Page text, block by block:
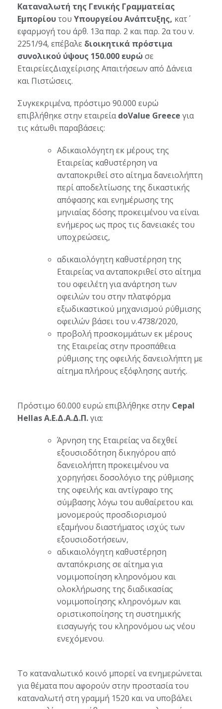
Καταναλωτή της Γενικής Γραμματείας
Εμπορίουτου Υπουργείου Ανάπτυξης, κατ΄
εφαρμογή του άρθ. 13α παρ. 2 και παρ. 2α του ν.
2251/94, επέβαλε διοικητικά πρόστιμα
συνολικού ύψους 150.000 ευρώσε
ΕταιρείεςΔιαχείρισης Απαιτήσεων από Δάνεια
και Πιστώσεις.
Συγκεκριμένα, πρόστιμο 90.000 ευρώ
επιβλήθηκε στην εταιρείαdoValue Greece για
τις κάτωθι παραβάσεις:
Αδικαιολόγητη εκ μέρους της
Εταιρείας καθυστέρηση να
ανταποκριθεί στο αίτημα δανειολήπτη
περί αποδελτίωσης της δικαστικής
απόφασης και ενημέρωσης της
μηνιαίας δόσης προκειμένου να είναι
ενήμερος ως προς τις δανειακές του
υποχρεώσεις,
αδικαιολόγητη καθυστέρηση της
Εταιρείας να ανταποκριθεί στο αίτημα
του οφειλέτη για ανάρτηση των
οφειλών του στην πλατφόρμα
εξωδικαστικού μηχανισμού ρύθμισης
οφειλών βάσει του ν.4738/2020,
προβολή προσκομμάτων εκ μέρους
της Εταιρείας στην προσπάθεια
ρύθμισης της οφειλής δανειολήπτη με
αίτημα πλήρους εξόφλησης αυτής.
Πρόστιμο 60.000 ευρώ επιβλήθηκε στην Cepal
Hellas A.Ε.Δ.Α.Δ.Π.για:
Άρνηση της Εταιρείας να δεχθεί
εξουσιοδότηση δικηγόρου από
δανειολήπτη προκειμένου να
χορηγήσει δοσολόγιο της ρύθμισης
της οφειλής και αντίγραφο της
σύμβασης λόγω του αυθαίρετου και
μονομερούς προσδιορισμού
εξαμήνου διαστήματος ισχύς των
εξουσιοδοτήσεων,
αδικαιολόγητη καθυστέρηση
ανταπόκρισης σε αίτημα για
νομιμοποίηση κληρονόμου και
ολοκλήρωσης της διαδικασίας
νομιμοποίησης κληρονόμων και
οριστικοποίησης τη συστημικής
εισαγωγής του κληρονόμου ως νέου
ενεχόμενου.
Το καταναλωτικό κοινό μπορεί να ενημερώνεται
για θέματα που αφορούν στην προστασία του
καταναλωτή στη γραμμή 1520 και να υποβάλει